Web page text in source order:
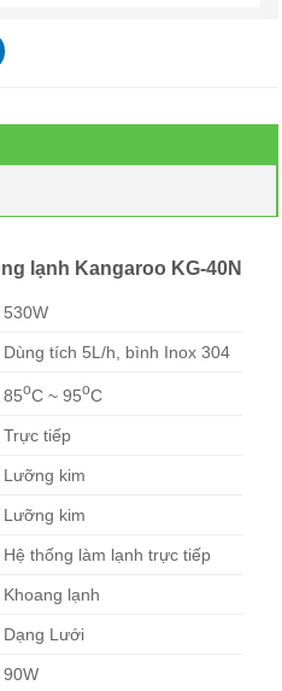
lạnh Kangaroo KG-40N
530W
Dùng tích 5L/h, bình Inox 304
85oC ~ 95oC
Trực tiếp
Lưỡng kim
Lưỡng kim
Hệ thống làm lạnh trực tiếp
Khoang lạnh
Dạng Lưới
90W